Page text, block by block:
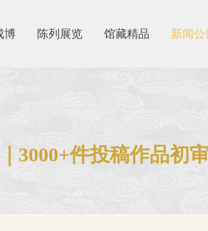
博 陈列展览 馆藏精品 新闻公
3000+件投稿作品初